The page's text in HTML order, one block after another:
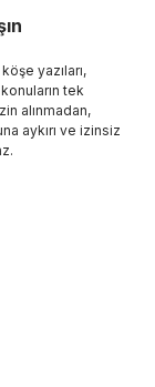
yazıları,
tek
alınmadan,
aykırı ve izinsiz